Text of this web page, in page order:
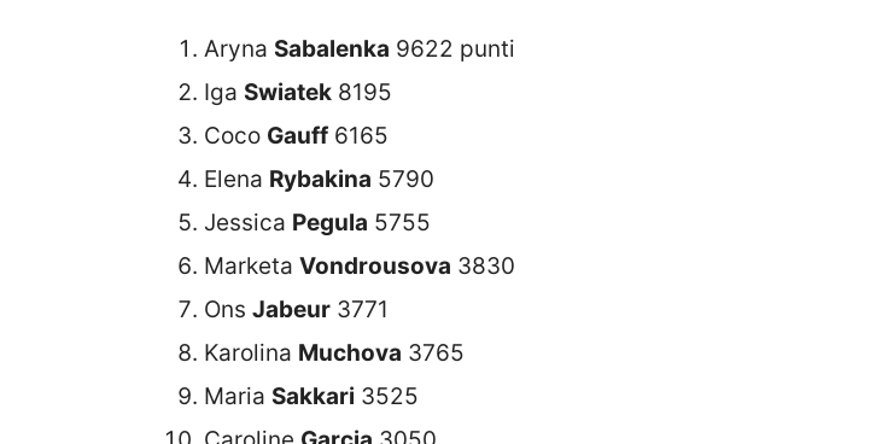
Aryna Sabalenka 9622 punti
Iga Swiatek 8195
Coco Gauff 6165
Elena Rybakina 5790
Jessica Pegula 5755
Marketa Vondrousova 3830
Ons Jabeur 3771
Karolina Muchova 3765
Maria Sakkari 3525